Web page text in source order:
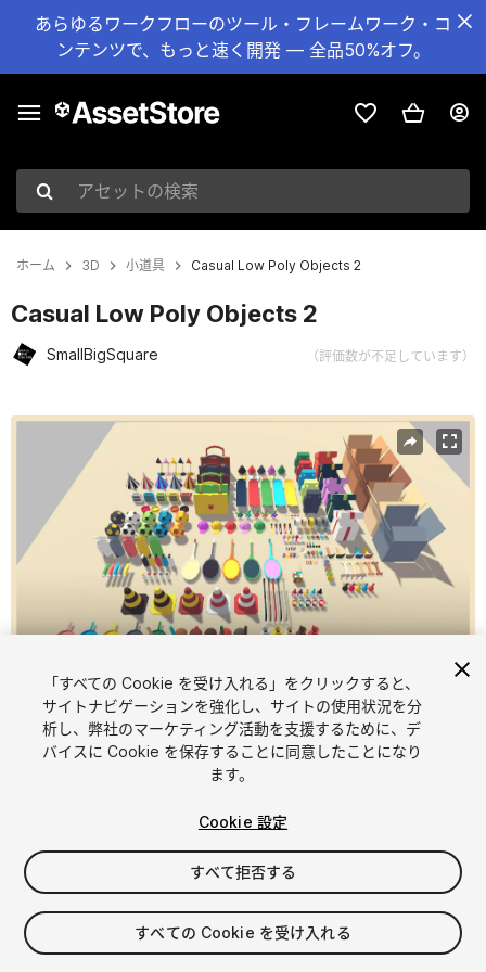
あらゆるワークフローのツール・フレームワーク・コ
ンテンツで、もっと速く開発 — 全品50%オフ。
アセットの検索
ホーム 3D 小道具 Casual Low Poly Objects 2
Casual Low Poly Objects 2
SmallBigSquare （評価数が不足しています）
現在のスライド：1 / 12
1/ 12
$4.99
消費税は決済時に計算されます
「すべての Cookie を受け入れる」をクリックすると、
サイトナビゲーションを強化し、サイトの使用状況を分
析し、弊社のマーケティング活動を支援するために、デ
バイスに Cookie を保存することに同意したことになり
ます。
Cookie 設定
すべて拒否する
すべての Cookie を受け入れる